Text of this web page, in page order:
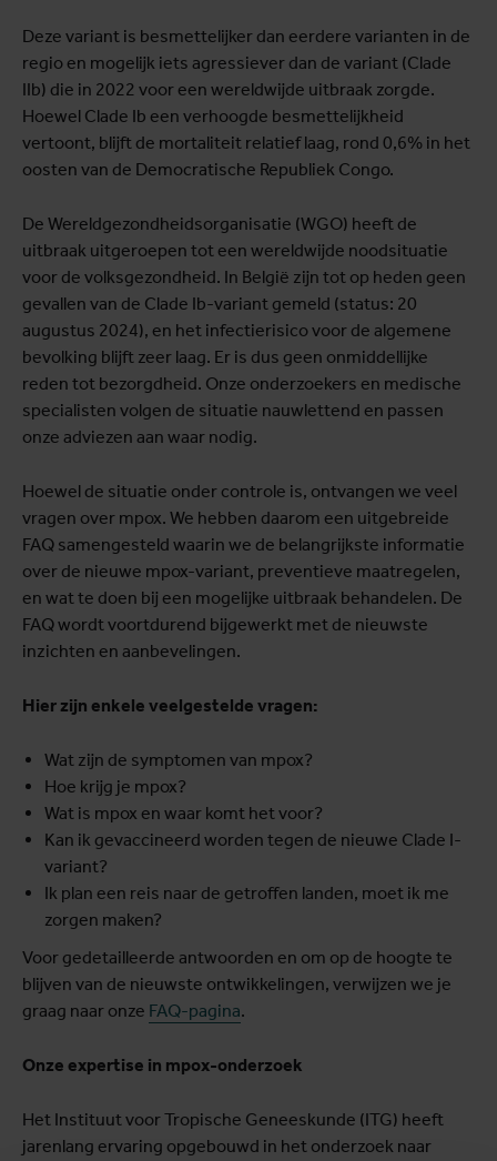
Deze variant is besmettelijker dan eerdere varianten in de
regio en mogelijk iets agressiever dan de variant (Clade
IIb) die in 2022 voor een wereldwijde uitbraak zorgde.
Hoewel Clade Ib een verhoogde besmettelijkheid
vertoont, blijft de mortaliteit relatief laag, rond 0,6% in het
oosten van de Democratische Republiek Congo.
De Wereldgezondheidsorganisatie (WGO) heeft de
uitbraak uitgeroepen tot een wereldwijde noodsituatie
voor de volksgezondheid. In België zijn tot op heden geen
gevallen van de Clade Ib-variant gemeld (status: 20
augustus 2024), en het infectierisico voor de algemene
bevolking blijft zeer laag. Er is dus geen onmiddellijke
reden tot bezorgdheid. Onze onderzoekers en medische
specialisten volgen de situatie nauwlettend en passen
onze adviezen aan waar nodig.
Hoewel de situatie onder controle is, ontvangen we veel
vragen over mpox. We hebben daarom een uitgebreide
FAQ samengesteld waarin we de belangrijkste informatie
over de nieuwe mpox-variant, preventieve maatregelen,
en wat te doen bij een mogelijke uitbraak behandelen. De
FAQ wordt voortdurend bijgewerkt met de nieuwste
inzichten en aanbevelingen.
Hier zijn enkele veelgestelde vragen:
Wat zijn de symptomen van mpox?
Hoe krijg je mpox?
Wat is mpox en waar komt het voor?
Kan ik gevaccineerd worden tegen de nieuwe Clade I-
variant?
Ik plan een reis naar de getroffen landen, moet ik me
zorgen maken?
Voor gedetailleerde antwoorden en om op de hoogte te
blijven van de nieuwste ontwikkelingen, verwijzen we je
graag naar onze FAQ-pagina.
Onze expertise in mpox-onderzoek
Het Instituut voor Tropische Geneeskunde (ITG) heeft
jarenlang ervaring opgebouwd in het onderzoek naar